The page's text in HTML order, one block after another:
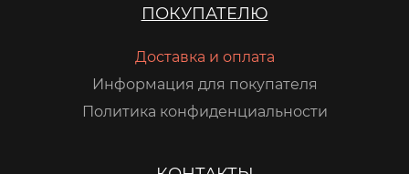
ПОКУПАТЕЛЮ
Доставка и оплата
Информация для покупателя
Политика конфиденциальности